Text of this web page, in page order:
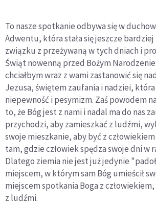
To nasze spotkanie odbywa się w
Adwentu, która stała się jeszcze
związku z przeżywaną w tych dniach i
Świąt nowenną przed Bożym
chciałbym wraz z wami zastanowić się
Jezusa, świętem zaufania i nadziei, która
niepewność i pesymizm. Zaś powodem
to, że Bóg jest z nami i nadal ma do nas
przychodzi, aby zamieszkać z ludźmi,
swoje mieszkanie, aby być z
tam, gdzie człowiek spędza swoje dni w
Dlatego ziemia nie jest już jedynie
miejscem, w którym sam Bóg umieścił
miejscem spotkania Boga z
z ludźmi.